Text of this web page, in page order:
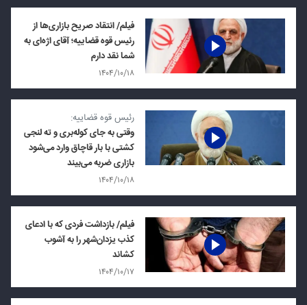
فیلم/ انتقاد صریح بازاری‌ها از
رئیس قوه قضاییه؛ آقای اژه‌ای به
شما نقد دارم
۱۴۰۴/۱۰/۱۸
رئیس قوه قضاییه:
وقتی به جای کوله‌بری و ته لنجی
کشتی با بار قاچاق وارد می‌شود
بازاری ضربه می‌بیند
۱۴۰۴/۱۰/۱۸
فیلم/ بازداشت فردی که با ادعای
کذب یزدان‌شهر را به آشوب
کشاند
۱۴۰۴/۱۰/۱۷